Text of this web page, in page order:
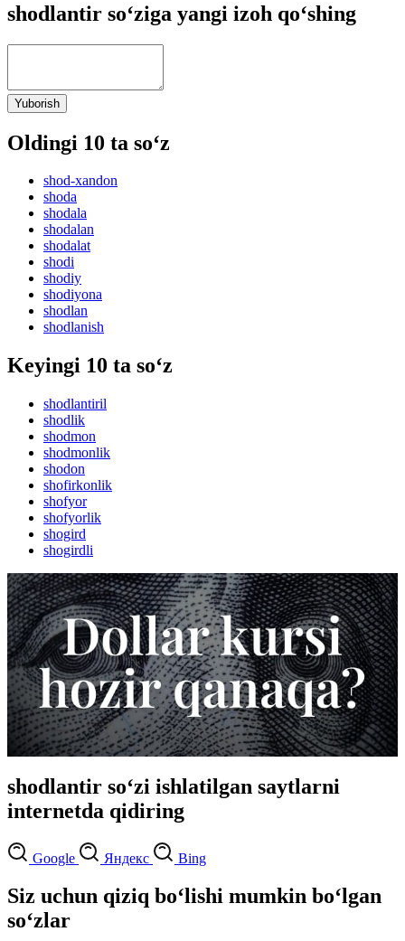
shodlantir so‘ziga yangi izoh qo‘shing
Yuborish
Oldingi 10 ta so‘z
shod-xandon
shoda
shodala
shodalan
shodalat
shodi
shodiy
shodiyona
shodlan
shodlanish
Keyingi 10 ta so‘z
shodlantiril
shodlik
shodmon
shodmonlik
shodon
shofirkonlik
shofyor
shofyorlik
shogird
shogirdli
shodlantir so‘zi ishlatilgan saytlarni
internetda qidiring
Google Яндекс Bing
Siz uchun qiziq bo‘lishi mumkin bo‘lgan
so‘zlar